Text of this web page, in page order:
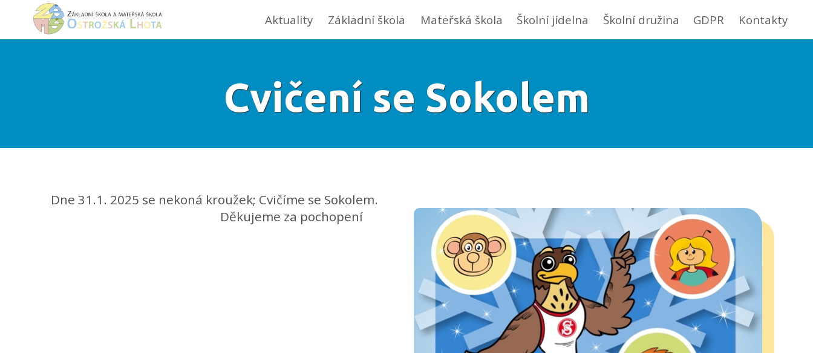
Aktuality Základní škola Mateřská škola Školní jídelna Školní družina GDPR Kontakty
Cvičení se Sokolem
Dne 31.1. 2025 se nekoná kroužek; Cvičíme se Sokolem.
Děkujeme za pochopení